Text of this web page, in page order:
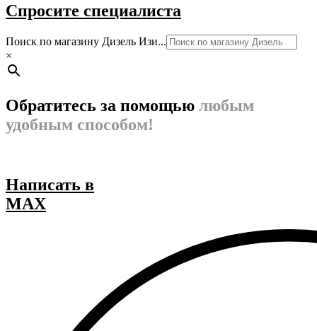
Спросите специалиста
Поиск по магазину Дизель Изи...
×
Обратитесь за помощью любым
удобным способом!
Написать в
MAX